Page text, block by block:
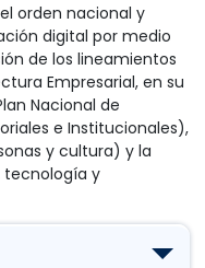
orden nacional y
digital por medio
de los lineamientos
Empresarial, en su
Nacional de
e Institucionales),
y cultura) y la
tecnología y